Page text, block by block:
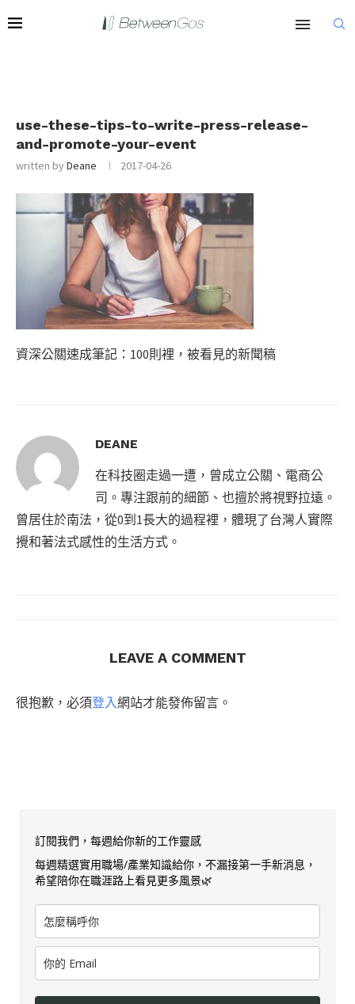
use-these-tips-to-write-press-release-
and-promote-your-event
written byDeane 2017-04-26
資深公關速成筆記：100則裡，被看見的新聞稿
DEANE
在科技圈走過一遭，曾成立公關、電商公
司。專注跟前的細節、也擅於將視野拉遠。
曾居住於南法，從0到1長大的過程裡，體現了台灣人實際
攪和著法式感性的生活方式。
LEAVE A COMMENT
很抱歉，必須登入網站才能發佈留言。
訂閱我們，每週給你新的工作靈感
每週精選實用職場/產業知識給你，不漏接第一手新消息，
希望陪你在職涯路上看見更多風景🌿